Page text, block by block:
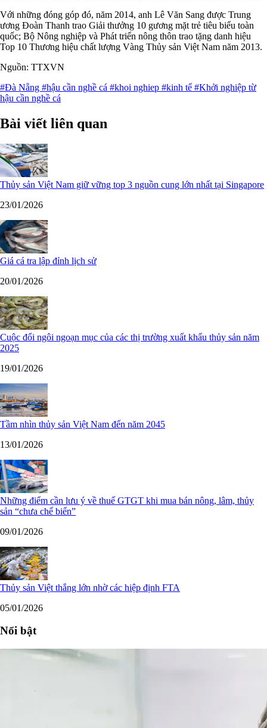
Với những đóng góp đó, năm 2014, anh Lê Văn Sang được Trung
ương Đoàn Thanh trao Giải thưởng 10 gương mặt trẻ tiêu biểu toàn
quốc; Bộ Nông nghiệp và Phát triển nông thôn trao tặng danh hiệu
Top 10 Thương hiệu chất lượng Vàng Thủy sản Việt Nam năm 2013.
Nguồn: TTXVN
#Đà Nẵng #hậu cần nghề cá #khoi nghiep #kinh tế #Khởi nghiệp từ
hậu cần nghề cá
Bài viết liên quan
Thủy sản Việt Nam giữ vững top 3 nguồn cung lớn nhất tại Singapore
23/01/2026
Giá cá tra lập đỉnh lịch sử
20/01/2026
Cuộc đổi ngôi ngoạn mục của các thị trường xuất khẩu thủy sản năm
2025
19/01/2026
Tầm nhìn thủy sản Việt Nam đến năm 2045
13/01/2026
Những điểm cần lưu ý về thuế GTGT khi mua bán nông, lâm, thủy
sản “chưa chế biến”
09/01/2026
Thủy sản Việt thắng lớn nhờ các hiệp định FTA
05/01/2026
Nổi bật